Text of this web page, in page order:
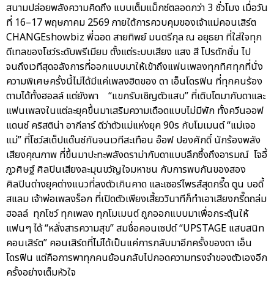
สนามปล่อยพลังความคิดถึง แบบเต็มแม็กซ์ตลอดกว่า 3 ชั่วโมง เมื่อวัน
ที่ 16–17 พฤษภาคม 2569 ภายใต้การควบคุมของเจ้าแม่คอนเสิร์ต
CHANGEshowbiz พี่ฉอด สายทิพย์ มนตรีกุล ณ อยุธยา ที่ใส่ใจทุก
ดีเทลของโชว์ระดับพรีเมียม ตั้งแต่ระบบเสียง แสง สี โปรดักชั่น ไป
จนถึงเวทีสุดอลังการที่ออกแบบมาให้เข้าถึงแฟนเพลงทุกทิศทุกที่นั่ง
ความพิเศษครั้งนี้ไม่ได้มีแค่เพลงฮิตของ ดา เอ็นโดรฟิน ที่ทุกคนร้อง
ตามได้ทั้งฮอลล์ แต่ยังพา “แขกรับเชิญตัวแสบ” ที่เติบโตมากับดาและ
แฟนเพลงในแต่ละยุคขึ้นมาเสริมความเดือดแบบไม่มีพัก ทั้งควีนออฟ
แดนซ์ คริสติน่า อากีลาร์ ดีว่าตัวแม่แห่งยุค 90s กับโมเมนต์ “แม่เจอ
แม่” ที่โชว์สเต็ปแด๊นซ์กันจนเวทีสะเทือน อ๊อฟ ปองศักดิ์ นักร้องพลัง
เสียงคุณภาพ ที่ขึ้นมาปะทะพลังดราม่ากับดาแบบลึกซึ้งถึงอารมณ์ โจอี้
ภูวศิษฐ์ ศิลปินเสียงละมุนขวัญใจมหาชน กับการพบกันของสอง
ศิลปินต่างยุคต่างแนวที่ลงตัวเกินคาด และเซอร์ไพรส์สุดกรี๊ด ตูน บอดี้
สแลม เจ้าพ่อเพลงร็อก ที่เปิดตัวเพียงเสี้ยววินาทีก็ทำเอาเสียงกรี๊ดถล่ม
ฮอลล์ ทุกโชว์ ทุกเพลง ทุกโมเมนต์ ถูกออกแบบมาเพื่อกระตุ้นให้
แฟนๆ ได้ “หลั่งสารความสุข” สมชื่อคอนเซปต์ “UPSTAGE แสบสนิท
คอนเสิร์ต” คอนเสิร์ตที่ไม่ได้เป็นแค่การกลับมาอีกครั้งของดา เอ็น
โดรฟิน แต่คือการพาทุกคนย้อนกลับไปกอดความทรงจำของตัวเองอีก
ครั้งอย่างเต็มหัวใจ